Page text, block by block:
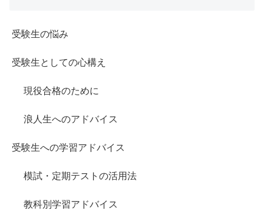
受験生の悩み
受験生としての心構え
現役合格のために
浪人生へのアドバイス
受験生への学習アドバイス
模試・定期テストの活用法
教科別学習アドバイス